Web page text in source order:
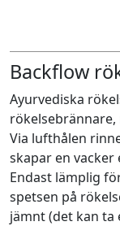
Backflow
Ayurvediska
Via lufthålen
skapar en vacker
Endast lämplig
spetsen på
jämnt (det kan ta